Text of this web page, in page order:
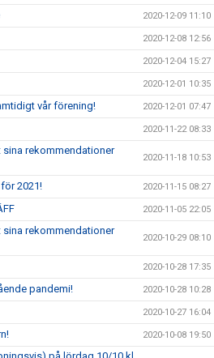
2020-12-09 11:10
2020-12-08 12:56
2020-12-04 15:27
2020-12-01 10:35
vår förening! 2020-12-01 07:47
2020-11-22 08:33
rekommendationer
2020-11-18 10:53
2021! 2020-11-15 08:27
2020-11-05 22:05
rekommendationer
2020-10-29 08:10
2020-10-28 17:35
pandemi! 2020-10-28 10:28
2020-10-27 16:04
2020-10-08 19:50